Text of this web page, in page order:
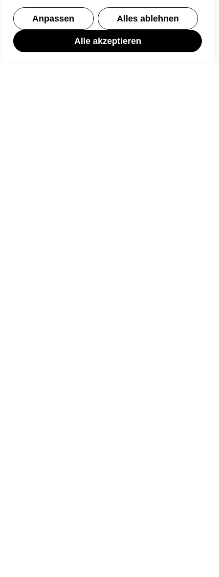
Anpassen Alles ablehnen
Alle akzeptieren